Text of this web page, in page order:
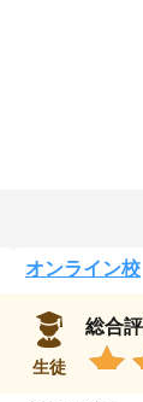
オンライン校
生徒
総合